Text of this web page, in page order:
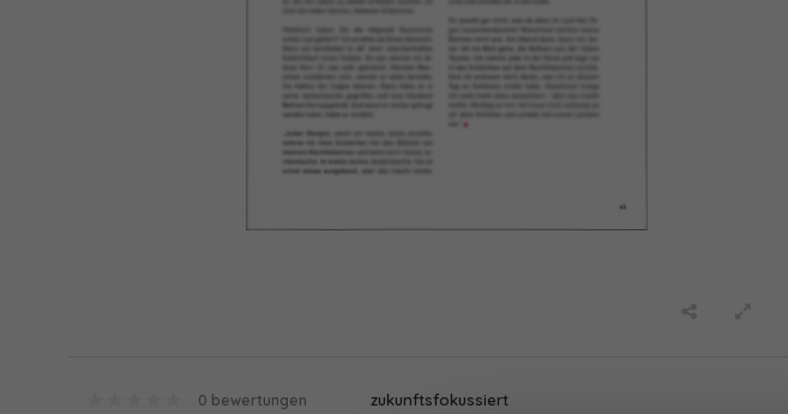
0 bewertungen zukunftsfokussiert